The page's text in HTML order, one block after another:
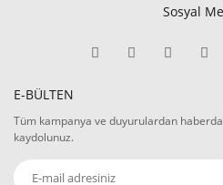
Sosyal
E-BÜLTEN
Tüm kampanya ve duyurulardan
kaydolunuz.